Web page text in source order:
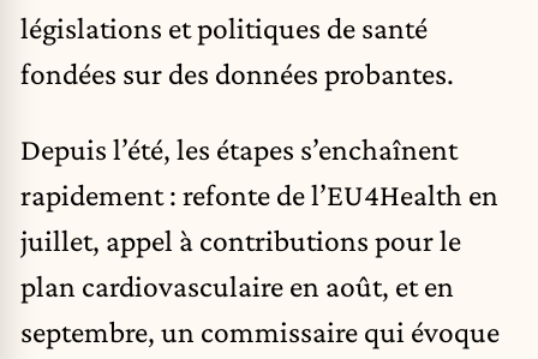
législations et politiques de santé
fondées sur des données probantes.
Depuis l’été, les étapes s’enchaînent
rapidement : refonte de l’EU4Health en
juillet, appel à contributions pour le
plan cardiovasculaire en août, et en
septembre, un commissaire qui évoque